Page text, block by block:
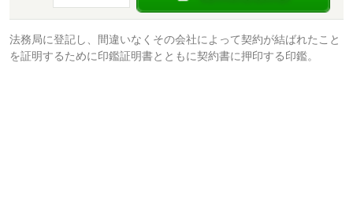
法務局に登記し、間違いなくその会社によって契約が結ばれたこと
を証明するために印鑑証明書とともに契約書に押印する印鑑。